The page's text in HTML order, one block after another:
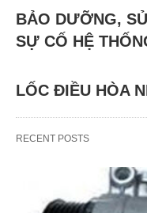
BẢO DƯỠNG,
SỰ CỐ HỆ
LỐC ĐIỀU HÒA
RECENT POSTS